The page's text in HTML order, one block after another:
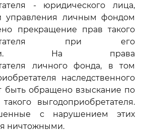
- юридического лица,
управления личным фондом
прекращение прав такого
при его
На права
личного фонда, в том
наследственного
быть обращено взыскание по
выгодоприобретателя.
с нарушением этих
ничтожными.